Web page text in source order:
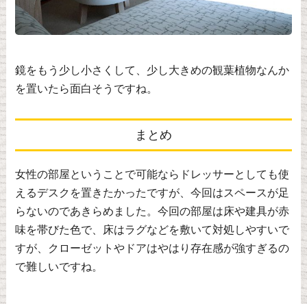
鏡をもう少し小さくして、少し大きめの観葉植物なんか
を置いたら面白そうですね。
まとめ
女性の部屋ということで可能ならドレッサーとしても使
えるデスクを置きたかったですが、今回はスペースが足
らないのであきらめました。今回の部屋は床や建具が赤
味を帯びた色で、床はラグなどを敷いて対処しやすいで
すが、クローゼットやドアはやはり存在感が強すぎるの
で難しいですね。